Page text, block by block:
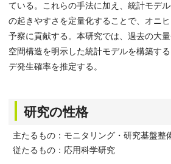
ている。これらの手法に加え、統計モデ
の起きやすさを定量化することで、オニ
予察に貢献する。本研究では、過去の大
空間構造を明示した統計モデルを構築す
デ発生確率を推定する。
研究の性格
主たるもの：モニタリング・研究基盤整
従たるもの：応用科学研究